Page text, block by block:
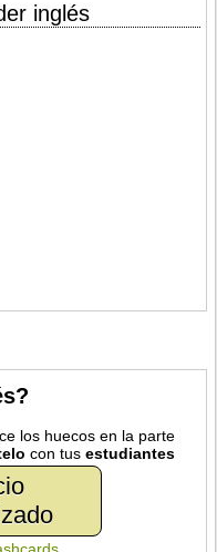
inglés
los huecos en la parte
con tusestudiantes